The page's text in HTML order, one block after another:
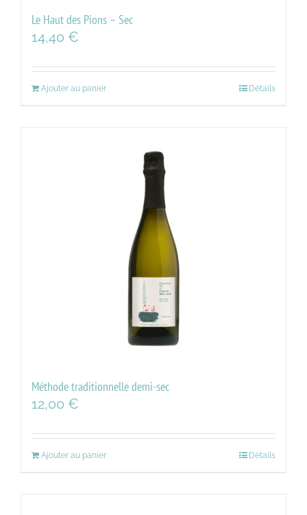
Le Haut des Pions – Sec
14,40 €
Ajouter au panier Détails
Méthode traditionnelle demi-sec
12,00 €
Ajouter au panier Détails